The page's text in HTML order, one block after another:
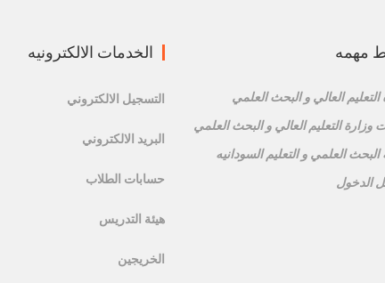
مهمه
التعليم العالي و البحث العلمي
وزارة التعليم العالي و البحث العلمي
العلمي و التعليم السودانيه
الدخول
الخدمات الالكترونيه
التسجيل الالكتروني
البريد الالكتروني
حسابات الطلاب
هيئة التدريس
الخريجين